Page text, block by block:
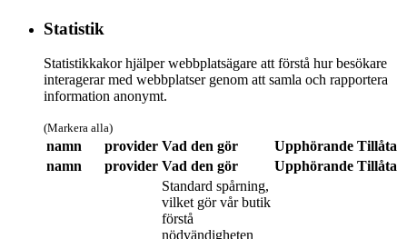
Statistik
Statistikkakor hjälper webbplatsägare att förstå hur besökare
interagerar med webbplatser genom att samla och rapportera
information anonymt.
(Markera alla)
namn provider Vad den gör Upphörande Tillåta
namn
provider Vad den gör Upphörande Tillåta
Standard spårning,
vilket gör vår butik
förstå
nödvändigheten